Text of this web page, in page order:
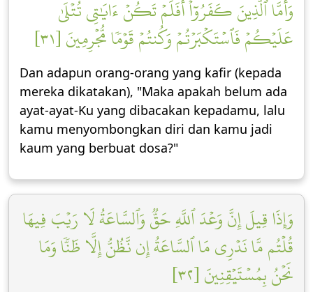
وَأَمَّا ٱلَّذِينَ كَفَرُوٓاْ أَفَلَمۡ تَكُنۡ ءَايَٰتِي تُتۡلَىٰ
عَلَيۡكُمۡ فَٱسۡتَكۡبَرۡتُمۡ وَكُنتُمۡ قَوۡمٗا مُّجۡرِمِينَ [٣١]
Dan adapun orang-orang yang kafir (kepada
mereka dikatakan), "Maka apakah belum ada
ayat-ayat-Ku yang dibacakan kepadamu, lalu
kamu menyombongkan diri dan kamu jadi
kaum yang berbuat dosa?"
وَإِذَا قِيلَ إِنَّ وَعۡدَ ٱللَّهِ حَقّٞ وَٱلسَّاعَةُ لَا رَيۡبَ فِيهَا
قُلۡتُم مَّا نَدۡرِي مَا ٱلسَّاعَةُ إِن نَّظُنُّ إِلَّا ظَنّٗا وَمَا
نَحۡنُ بِمُسۡتَيۡقِنِينَ [٣٢]